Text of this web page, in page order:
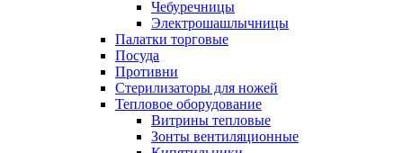
Чебуречницы
Электрошашлычницы
Палатки торговые
Посуда
Противни
Стерилизаторы для ножей
Тепловое оборудование
Витрины тепловые
Зонты вентиляционные